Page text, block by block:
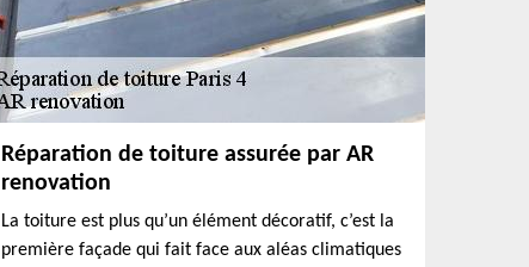
Réparation de toiture assurée par AR
renovation
La toiture est plus qu’un élément décoratif, c’est la
première façade qui fait face aux aléas climatiques